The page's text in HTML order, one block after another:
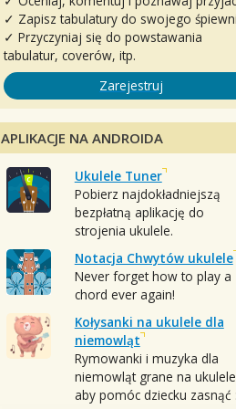
✓ Zapisz tabulatury do swojego
✓ Przyczyniaj się do powstawania
tabulatur, coverów, itp.
Zarejestruj
APLIKACJE NA ANDROIDA
Ukulele Tuner
Pobierz najdokładniejszą
bezpłatną aplikację do
strojenia ukulele.
Notacja Chwytów ukulele
Never forget how to play a
chord ever again!
Kołysanki na ukulele dla
niemowląt
Rymowanki i muzyka dla
niemowląt grane na
aby pomóc dziecku zasnąć